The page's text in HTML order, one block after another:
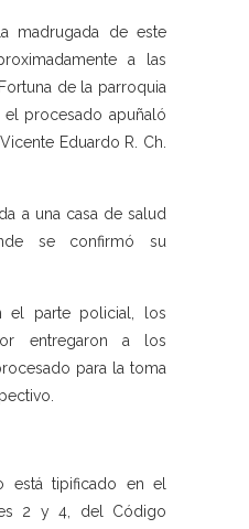
madrugada de este
a las
de la parroquia
el procesado apuñaló
Eduardo R. Ch.
a una casa de salud
se confirmó su
el parte policial, los
entregaron a los
para la toma
está tipificado en el
2 y 4, del Código